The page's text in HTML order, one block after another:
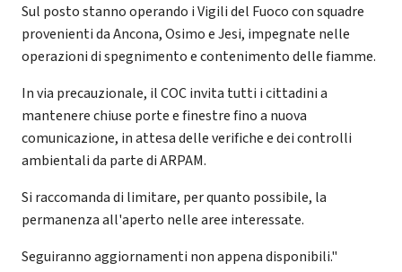
Sul posto stanno operando i Vigili del Fuoco con squadre
provenienti da Ancona, Osimo e Jesi, impegnate nelle
operazioni di spegnimento e contenimento delle fiamme.
In via precauzionale, il COC invita tutti i cittadini a
mantenere chiuse porte e finestre fino a nuova
comunicazione, in attesa delle verifiche e dei controlli
ambientali da parte di ARPAM.
Si raccomanda di limitare, per quanto possibile, la
permanenza all'aperto nelle aree interessate.
Seguiranno aggiornamenti non appena disponibili."